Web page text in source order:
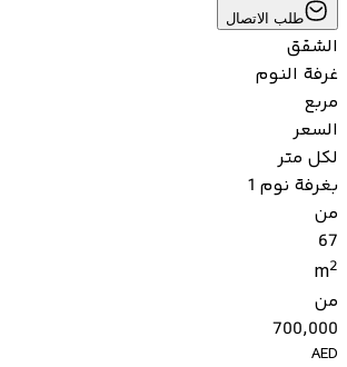
طلب الاتصال
الشقق
غرفة النوم
مربع
السعر
لكل متر
بغرفة نوم 1
من
67
m2
من
700,000
AED